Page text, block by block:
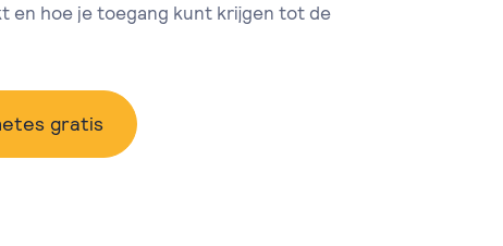
en hoe je toegang kunt krijgen tot de
gratis